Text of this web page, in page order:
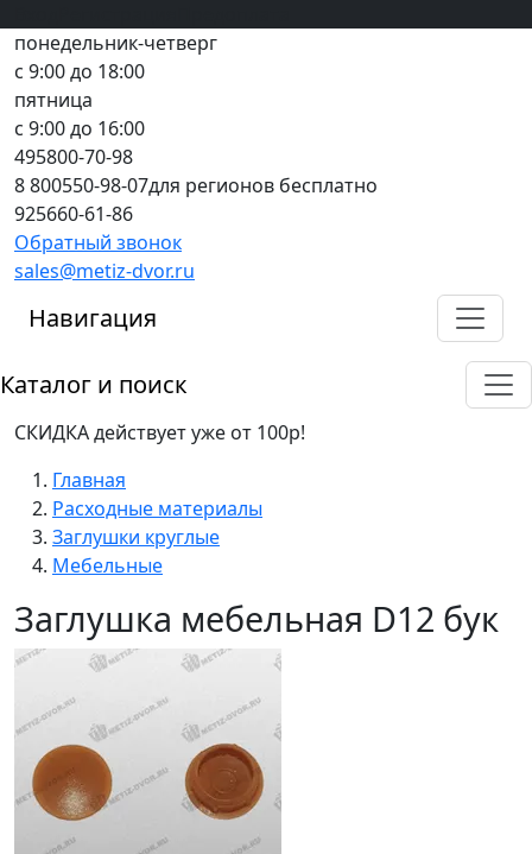
понедельник-четверг
с 9:00 до 18:00
пятница
с 9:00 до 16:00
495800-70-98
8 800550-98-07для регионов бесплатно
925660-61-86
Обратный звонок
sales@metiz-dvor.ru
Навигация
Каталог и поиск
СКИДКА действует уже от 100р!
Главная
Расходные материалы
Заглушки круглые
Мебельные
Заглушка мебельная D12 бук